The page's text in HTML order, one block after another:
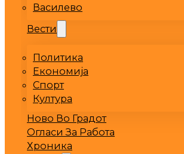
Василево
Вести
Политика
Економија
Спорт
Култура
Ново Во Градот
Огласи За Работа
Хроника